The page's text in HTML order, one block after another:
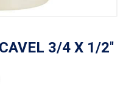
3/4 X 1/2''